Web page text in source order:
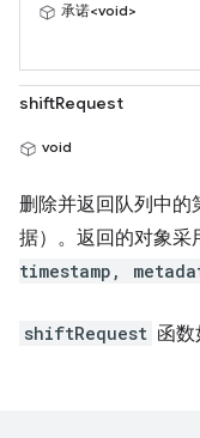
承诺<void>
shiftRequest
void
删除并返回队列中的
据）。返回的对象采
timestamp,
shiftRequest 函数